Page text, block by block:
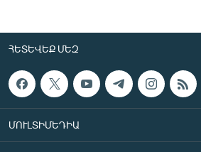
ՀԵՏԵՎԵՔ ՄԵԶ
ՄՈՒԼՏԻՄԵԴԻԱ